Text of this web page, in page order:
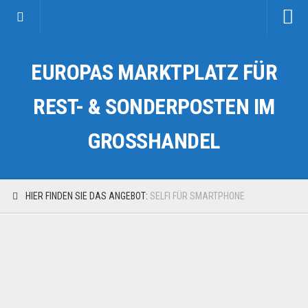
Kategorien
Auto & Motorrad
Fahrzeuge & Transport
EUROPAS MARKTPLATZ FÜR
REST- & SONDERPOSTEN IM
GROSSHANDEL
HIER FINDEN SIE DAS ANGEBOT: SELFI FÜR SMARTPHONE